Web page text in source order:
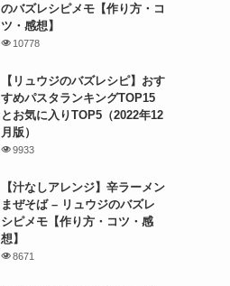
のバズレシピメモ【作り方・コ
ツ・感想】
10778
【リュウジのバズレシピ】おす
すめパスタランキングTOP15
とお気に入りTOP5（2022年12
月版）
9933
【汁なしアレンジ】辛ラーメン
まぜそば – リュウジのバズレ
シピメモ【作り方・コツ・感
想】
8671